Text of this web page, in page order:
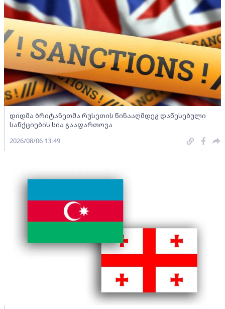
დიდმა ბრიტანეთმა რუსეთის წინააღმდეგ დაწესებული
სანქციების სია გააფართოვა
2026/08/06 13:49